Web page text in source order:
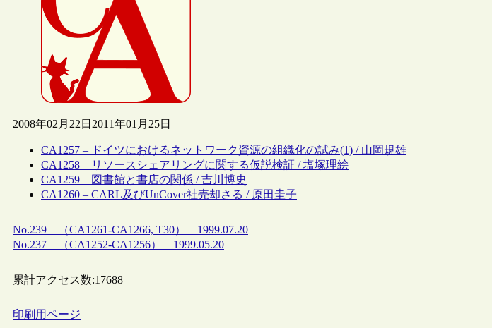
2008年02月22日 2011年01月25日
CA1257 – ドイツにおけるネットワーク資源の組織化の試み(1) / 山岡規雄
CA1258 – リソースシェアリングに関する仮説検証 / 塩塚理絵
CA1259 – 図書館と書店の関係 / 吉川博史
CA1260 – CARL及びUnCover社売却さる / 原田圭子
No.239 （CA1261-CA1266, T30） 1999.07.20
No.237 （CA1252-CA1256） 1999.05.20
累計アクセス数:17688
印刷用ページ